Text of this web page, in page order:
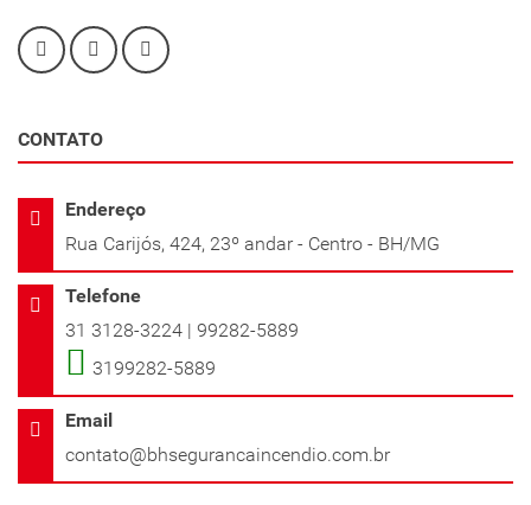
CONTATO
Endereço
Rua Carijós, 424, 23º andar - Centro - BH/MG
Telefone
31 3128-3224 | 99282-5889
3199282-5889
Email
contato@bhsegurancaincendio.com.br